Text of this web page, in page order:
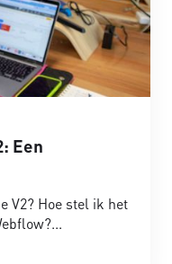
Een
V2? Hoe stel ik het